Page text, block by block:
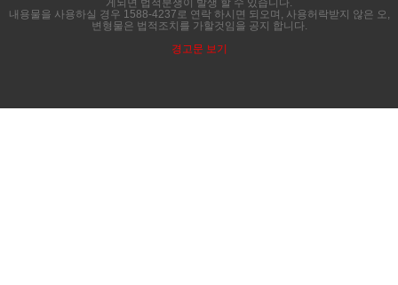
내용물을 사용하실 경우 1588-4237로 연락 하시면 되오며, 사용허락받지 않은 오,
변형물은 법적조치를 가할것임을 공지 합니다.
경고문 보기